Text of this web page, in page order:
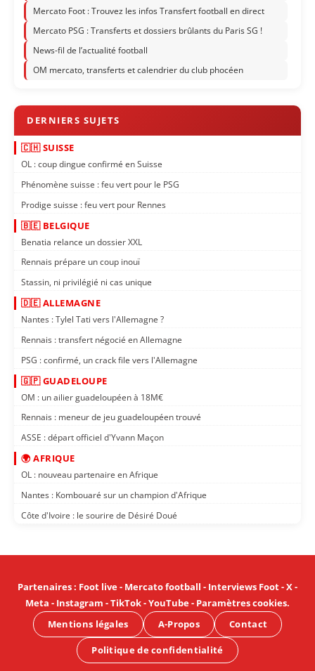
Mercato Foot : Trouvez les infos Transfert football en direct
Mercato PSG : Transferts et dossiers brûlants du Paris SG !
News-fil de l’actualité football
OM mercato, transferts et calendrier du club phocéen
🇨🇭 SUISSE
OL : coup dingue confirmé en Suisse
Phénomène suisse : feu vert pour le PSG
Prodige suisse : feu vert pour Rennes
🇧🇪 BELGIQUE
Benatia relance un dossier XXL
Rennais prépare un coup inouï
Stassin, ni privilégié ni cas unique
🇩🇪 ALLEMAGNE
Nantes : Tylel Tati vers l'Allemagne ?
Rennais : transfert négocié en Allemagne
PSG : confirmé, un crack file vers l'Allemagne
🇬🇵 GUADELOUPE
OM : un ailier guadeloupéen à 18M€
Rennais : meneur de jeu guadeloupéen trouvé
ASSE : départ officiel d'Yvann Maçon
🌍 AFRIQUE
OL : nouveau partenaire en Afrique
Nantes : Kombouaré sur un champion d'Afrique
Côte d'Ivoire : le sourire de Désiré Doué
Partenaires: Foot live- Mercato football - Interviews Foot-X-
Meta - Instagram -TikTok-YouTube- Paramètres cookies.
Mentions légales
A-Propos Contact
Politique de confidentialité